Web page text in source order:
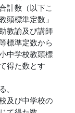
計数（以下こ
頭標準定数」
教諭及び講師
標準定数から
中学校教頭標
得た数とす
及び中学校の